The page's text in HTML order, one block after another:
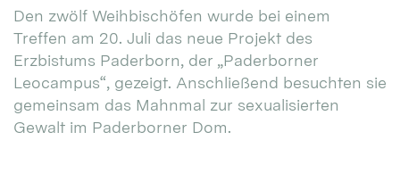
Den zwölf Weihbischöfen wurde bei einem
Treffen am 20. Juli das neue Projekt des
Erzbistums Paderborn, der „Paderborner
Leocampus“, gezeigt. Anschließend besuchten sie
gemeinsam das Mahnmal zur sexualisierten
Gewalt im Paderborner Dom.